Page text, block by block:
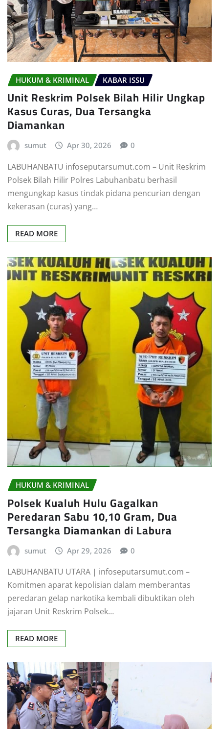
HUKUM & KRIMINAL KABAR ISSU
Unit Reskrim Polsek Bilah Hilir Ungkap
Kasus Curas, Dua Tersangka
Diamankan
sumut Apr 30, 2026 0
LABUHANBATU infoseputarsumut.com – Unit Reskrim
Polsek Bilah Hilir Polres Labuhanbatu berhasil
mengungkap kasus tindak pidana pencurian dengan
kekerasan (curas) yang…
READ MORE
HUKUM & KRIMINAL
Polsek Kualuh Hulu Gagalkan
Peredaran Sabu 10,10 Gram, Dua
Tersangka Diamankan di Labura
sumut Apr 29, 2026 0
LABUHANBATU UTARA | infoseputarsumut.com –
Komitmen aparat kepolisian dalam memberantas
peredaran gelap narkotika kembali dibuktikan oleh
jajaran Unit Reskrim Polsek…
READ MORE